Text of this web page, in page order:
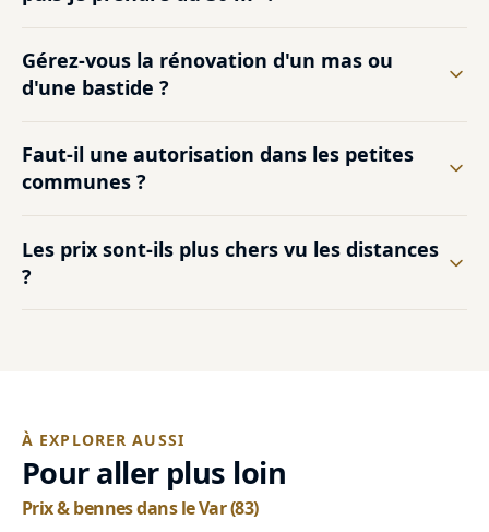
Gérez-vous la rénovation d'un mas ou
d'une bastide ?
Faut-il une autorisation dans les petites
communes ?
Les prix sont-ils plus chers vu les distances
?
À EXPLORER AUSSI
Pour aller plus loin
Prix & bennes dans le Var (83)